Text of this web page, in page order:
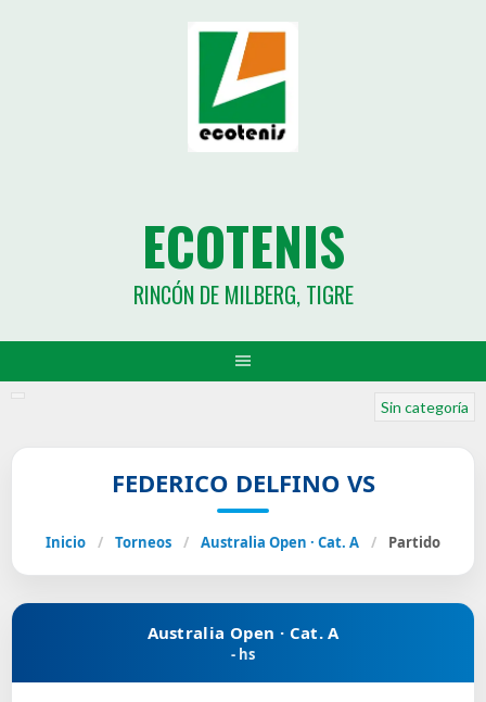
ECOTENIS
RINCÓN DE MILBERG, TIGRE
Sin categoría
FEDERICO DELFINO VS
Inicio / Torneos / Australia Open · Cat. A / Partido
Australia Open · Cat. A
- hs